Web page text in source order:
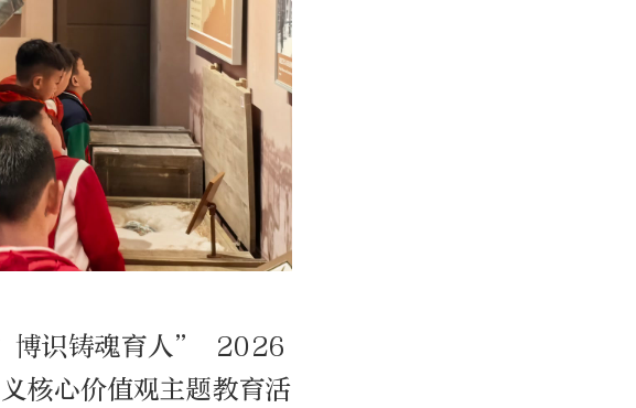
博识铸魂育人” 2026
核心价值观主题教育活